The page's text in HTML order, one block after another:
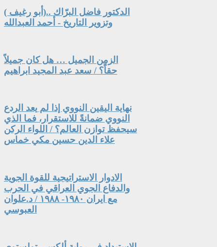
الدكتور فاضل البرّاك ..(أبو رغيف )
وتزوير التاريخ - أحمد العبدالله
الزمن الجميل … هل كان جميلاً
حقاً؟ / سعد عبد المجيد ابراهيم
نهاية اليقين النووي إذا لم يعد الردع
النووي ضمانةً للاستقرار، فما الذي
سيحفظ توازن العالم؟ / اللواء الركن
علاء الدين حسين مكي خماس
الادوار الاستراتيجية للقوة الجوية
والدفاع الجوي العراقي في الحرب
مع ايران ١٩٨٠- ١٩٨٨ / د.علوان
العبوسي